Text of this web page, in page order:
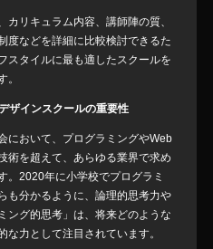
リキュラム内容、講師陣の質、
度などを詳細に比較検討できるた
スタイルに最も適したスクールを
。
ザインスクールの重要性
において、プログラミングやWeb
術を超えて、あらゆる業界で求め
。2020年に小学校でプログラミ
も分かるように、論理的思考力や
ング的思考」は、将来どのような
力として注目されています。